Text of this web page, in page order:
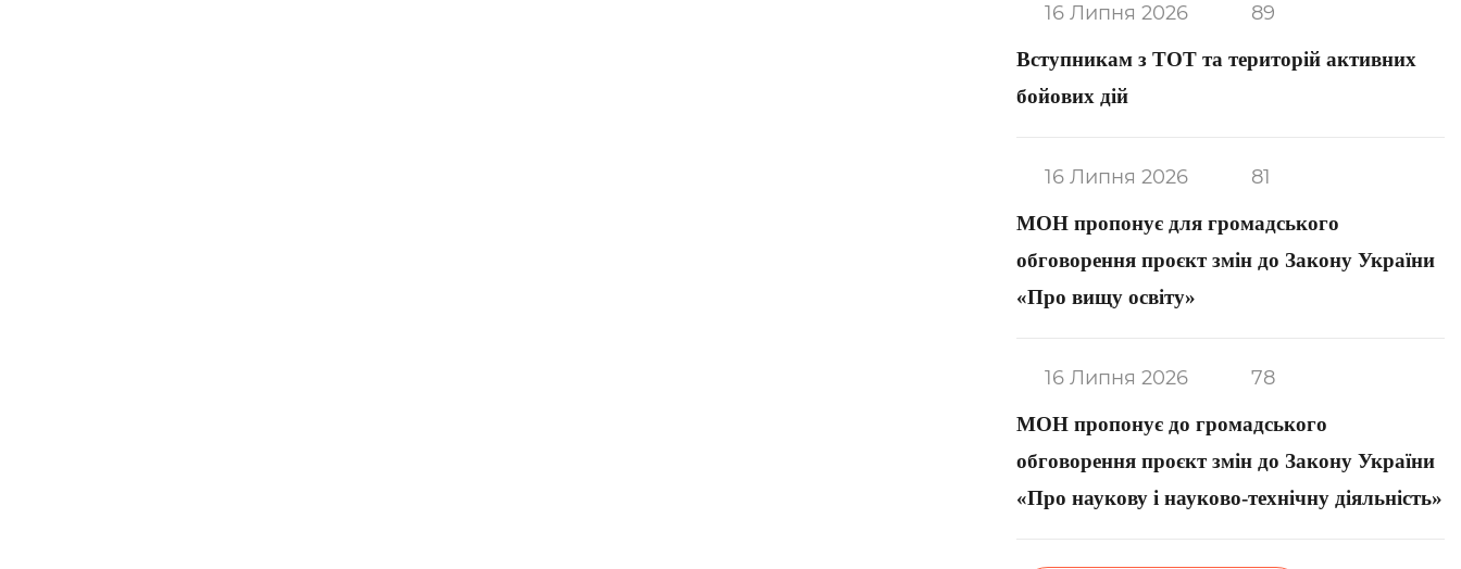
16 Липня 2026 89
Вступникам з ТОТ та територій активних
бойових дій
16 Липня 2026 81
МОН пропонує для громадського
обговорення проєкт змін до Закону України
«Про вищу освіту»
16 Липня 2026 78
МОН пропонує до громадського
обговорення проєкт змін до Закону України
«Про наукову і науково-технічну діяльність»